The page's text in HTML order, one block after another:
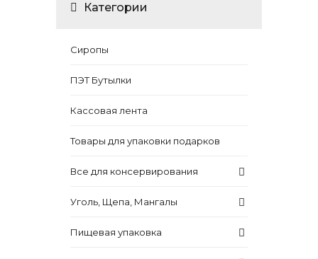
Категории
Сиропы
ПЭТ Бутылки
Кассовая лента
Товары для упаковки подарков
Все для консервирования
Уголь, Щепа, Мангалы
Пищевая упаковка